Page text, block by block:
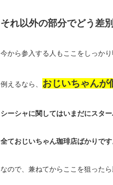
それ以外の部分でどう差
今から参入する人もここをしっか
例えるなら、 おじいちゃんが
シーシャに関してはいまだにスタ
全ておじいちゃん珈琲店ばかりです
なので、兼ねてからここを狙ったら